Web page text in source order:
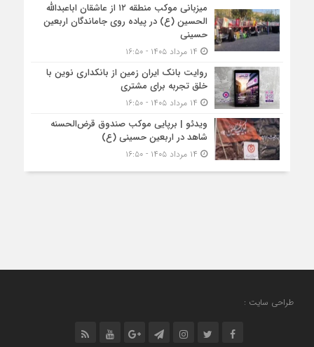
میزبانی موکب منطقه ۱۲ از عاشقان اباعبدالله
الحسین (ع) در پیاده روی جاماندگان اربعین
حسینی
روایت بانک ایران زمین از بانکداری نوین با
خلق تجربه برای مشتری
ویدئو | برپایی موکب صندوق قرض‌الحسنه
شاهد در اربعین حسینی (ع)
طراحی سایت :